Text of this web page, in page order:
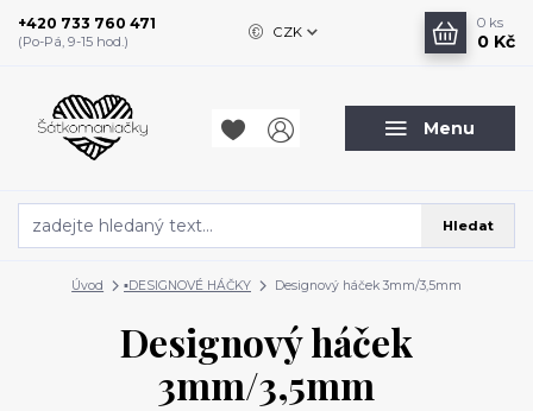
Menu
CZK
Hledat
+420 733 760 471
(Po-Pá, 9-15 hod.)
0 ks
0 Kč
Úvod ▪️DESIGNOVÉ HÁČKY Designový háček 3mm/3,5mm
Designový háček
3mm/3,5mm